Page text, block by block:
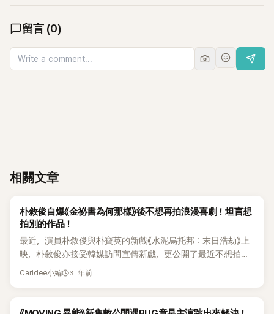
留言 (0)
相關文章
K-POP
朴敘俊自爆《金祕書為何那樣》後不想再拍浪漫喜劇！坦言想
拍別的作品！
最近，演員朴敘俊與朴寶英的新戲《水泥烏托邦：末日浩劫》上
映，朴敘俊亦接受韓媒訪問宣傳新戲，更公開了最近不想拍浪
漫喜劇的理由。 朴敘俊通過電視劇《魔女的戀愛》、《她很漂
對此，喜愛朴敘俊浪漫喜劇的粉絲，未免會有點遺憾。 朴敘俊
Caridee小編 3 年前
K-POP